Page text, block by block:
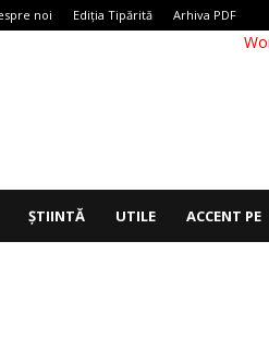
noi Ediția Tipărită Arhiva PDF
ȘTIINTĂ UTILE ACCENT PE